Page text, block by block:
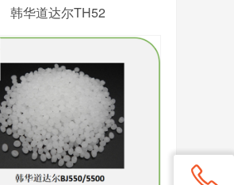
韩华道达尔TH52